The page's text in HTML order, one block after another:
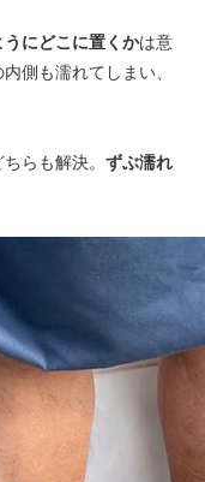
にどこに置くかは意
側も濡れてしまい、
らも解決。 ずぶ濡れ